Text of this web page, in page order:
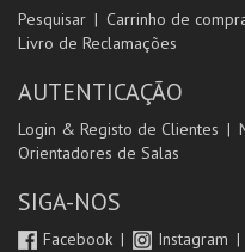
Pesquisar Carrinho de
Livro de Reclamações
AUTENTICAÇÃO
Login & Registo de Clientes
Orientadores de Salas
SIGA-NOS
Facebook Instagram